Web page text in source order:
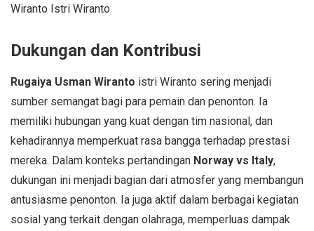
Dukungan dan Kontribusi
Rugaiya Usman Wiranto istri Wiranto sering menjadi
sumber semangat bagi para pemain dan penonton. Ia
memiliki hubungan yang kuat dengan tim nasional, dan
kehadirannya memperkuat rasa bangga terhadap prestasi
mereka. Dalam konteks pertandingan Norway vs Italy,
dukungan ini menjadi bagian dari atmosfer yang membangun
antusiasme penonton. Ia juga aktif dalam berbagai kegiatan
sosial yang terkait dengan olahraga, memperluas dampak